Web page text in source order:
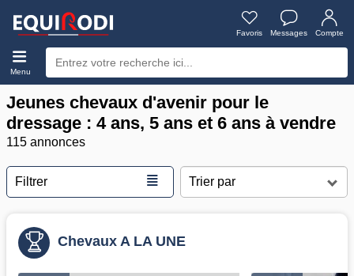
Favoris Messages Compte
Menu
Jeunes chevaux d'avenir pour le
dressage : 4 ans, 5 ans et 6 ans à vendre
115 annonces
Filtrer ≣
Chevaux A LA UNE